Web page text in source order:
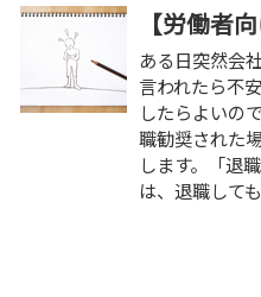
【労働者
ある日突然会
言われたら不
したらよいの
職勧奨された
します。「退
は、退職して